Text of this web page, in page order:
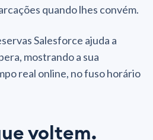
quando lhes convém.
Salesforce ajuda a
mostrando a sua
real online, no fuso horário
voltem.